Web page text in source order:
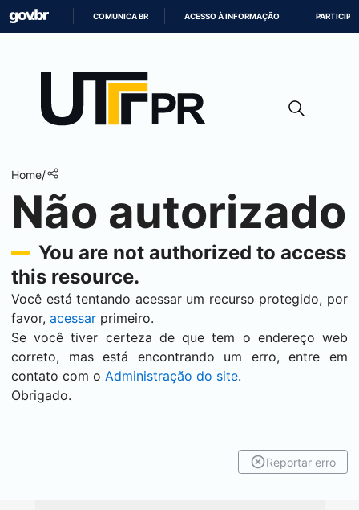
CONTEÚDO
COMUNICA BR ACESSO À INFORMAÇÃO PARTICIPE
Home/
Não autorizado
You are not authorized to access
this resource.
Você está tentando acessar um recurso protegido, por
favor, acessar primeiro.
Se você tiver certeza de que tem o endereço web
correto, mas está encontrando um erro, entre em
contato com o Administração do site.
Obrigado.
Reportar erro